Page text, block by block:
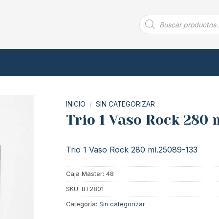
Búsqueda
de
productos
INICIO / SIN CATEGORIZAR
Trio 1 Vaso Rock 280
Trio 1 Vaso Rock 280 ml.25089-133
Caja Master: 48
SKU: BT2801
Categoría: Sin categorizar